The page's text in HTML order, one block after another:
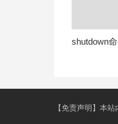
shutdown
【免责声明】本